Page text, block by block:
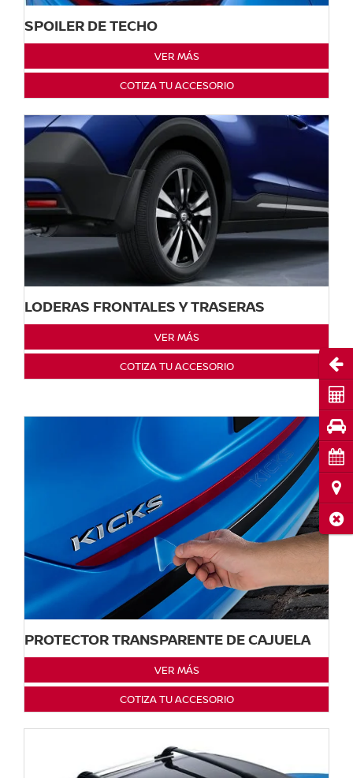
SPOILER DE TECHO
VER MÁS
COTIZA TU ACCESORIO
LODERAS FRONTALES Y TRASERAS
VER MÁS
COTIZA TU ACCESORIO
PROTECTOR TRANSPARENTE DE CAJUELA
VER MÁS
COTIZA TU ACCESORIO